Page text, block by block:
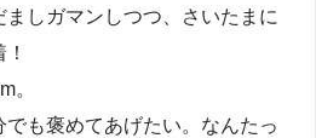
しガマンしつつ、さいたまに
。
も褒めてあげたい。なんたっ